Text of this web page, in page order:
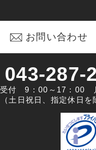
お問い合わせ
043-287-
受付 9：00～17：00
（土日祝日、指定休日を